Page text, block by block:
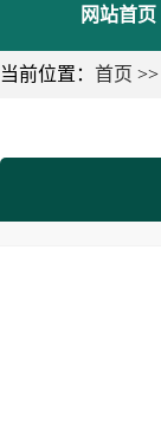
网站首页
当前位置： 首页 >>